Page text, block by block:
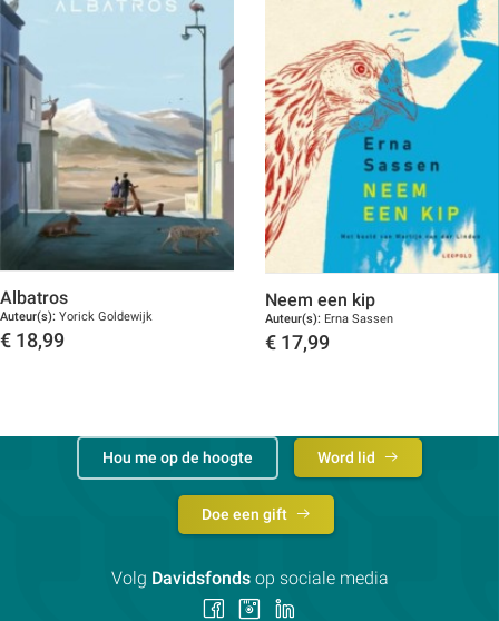
Albatros
Auteur(s): Yorick Goldewijk
€ 18,99
Neem een kip
Auteur(s): Erna Sassen
€ 17,99
Hou me op de hoogte Word lid
Doe een gift
Volg Davidsfondsop sociale media
Volg Volg